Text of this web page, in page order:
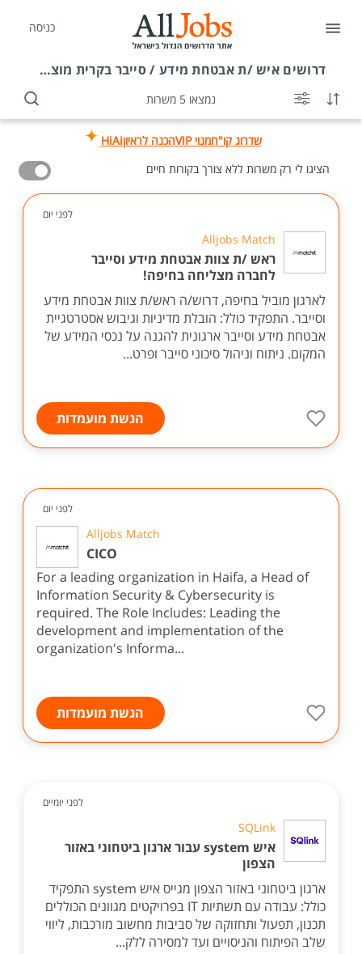
כניסה
דרושים איש /ת אבטחת מידע / סייבר בקרית מוצקין
נמצאו 5 משרות
שדרוג קו"חמנוי VIP הכנה לראיוןHiAi
הציגו לי רק משרות ללא צורך בקורות חיים
לפני יום
Alljobs Match
ראש /ת צוות אבטחת מידע וסייבר
לחברה מצליחה בחיפה!
לארגון מוביל בחיפה, דרוש/ה ראש/ת צוות אבטחת מידע
וסייבר. התפקיד כולל: הובלת מדיניות וגיבוש אסטרטגיית
אבטחת מידע וסייבר ארגונית להגנה על נכסי המידע של
המקום. ניתוח וניהול סיכוני סייבר ופרט...
הגשת מועמדות
לפני יום
Alljobs Match
CICO
For a leading organization in Haifa, a Head of
Information Security & Cybersecurity is
required. The Role Includes: Leading the
development and implementation of the
organization's Informa...
הגשת מועמדות
לפני יומיים
SQLink
איש system עבור ארגון ביטחוני באזור
הצפון
ארגון ביטחוני באזור הצפון מגייס איש system התפקיד
כולל: עבודה עם תשתיות IT בפרויקטים מגוונים הכוללים
תכנון, תפעול ותחזוקה של סביבות מחשוב מורכבות, ליווי
שלב הפיתוח והניסויים ועד למסירה ללק...